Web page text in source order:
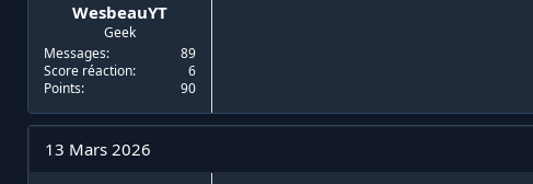
WesbeauYT
Geek
Messages
89
Score réaction
6
Points
90
13 Mars 2026